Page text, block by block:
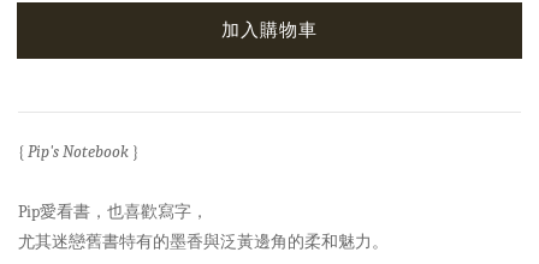
加入購物車
{Pip's Notebook }
Pip愛看書，也喜歡寫字，
尤其迷戀舊書特有的墨香與泛黃邊角的柔和魅力。